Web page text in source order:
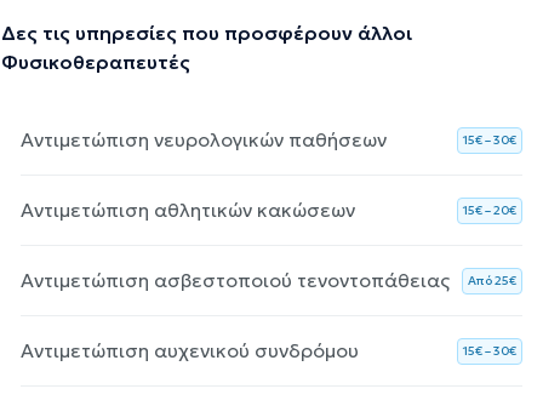
Δες τις υπηρεσίες που προσφέρουν άλλοι
Φυσικοθεραπευτές
Αντιμετώπιση νευρολογικών παθήσεων 15€ – 30€
Αντιμετώπιση αθλητικών κακώσεων 15€ – 20€
Αντιμετώπιση ασβεστοποιού τενοντοπάθειας Aπό 25€
Αντιμετώπιση αυχενικού συνδρόμου 15€ – 30€